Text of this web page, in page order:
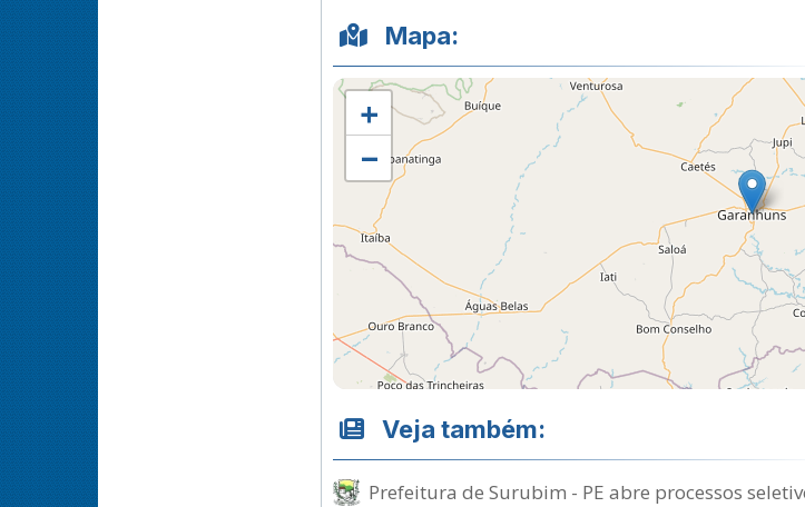
Mapa:
+
−
Veja também:
Prefeitura de Surubim - PE abre processos